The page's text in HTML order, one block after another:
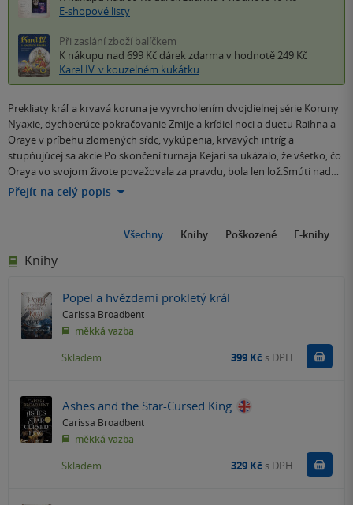
E-shopové listy
Při zaslání zboží balíčkem
K nákupu nad 699 Kč dárek zdarma v hodnotě 249 Kč
Karel IV. v kouzelném kukátku
Prekliaty kráľ a krvavá koruna je vyvrcholením dvojdielnej série Koruny
Nyaxie, dychberúce pokračovanie Zmije a krídiel noci a duetu Raihna a
Oraye v príbehu zlomených sŕdc, vykúpenia, krvavých intríg a
stupňujúcej sa akcie.Po skončení turnaja Kejari sa ukázalo, že všetko, čo
Oraya vo svojom živote považovala za pravdu, bola len lož.Smúti nad…
Přejít na celý popis
Všechny Knihy Poškozené E-knihy
Knihy
Popel a hvězdami prokletý král
Carissa Broadbent
měkká vazba
Skladem 399 Kč s DPH
Ashes and the Star-Cursed King
Carissa Broadbent
měkká vazba
Skladem 329 Kč s DPH